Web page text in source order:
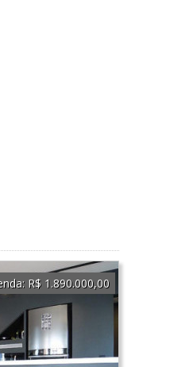
R$ 1.890.000,00